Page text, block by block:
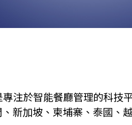
注於智能餐廳管理的科技
新加坡、柬埔寨、泰國、